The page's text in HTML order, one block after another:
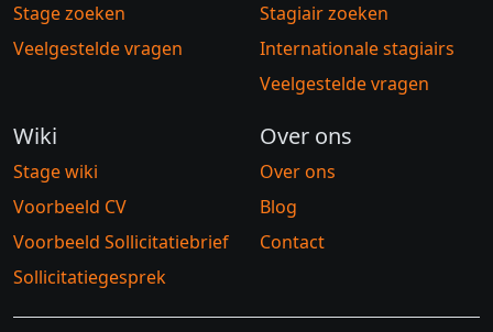
Stage zoeken
Veelgestelde vragen
Stagiair zoeken
Internationale stagiairs
Veelgestelde vragen
Wiki
Stage wiki
Voorbeeld CV
Voorbeeld Sollicitatiebrief
Sollicitatiegesprek
Over ons
Over ons
Blog
Contact